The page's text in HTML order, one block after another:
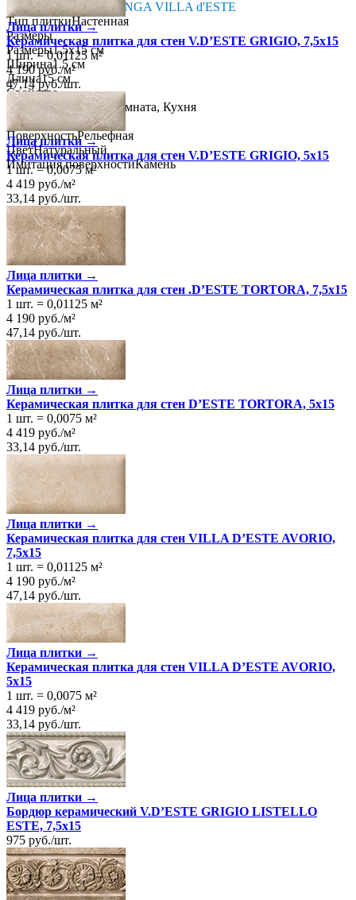
КоллекцияVALLELUNGA VILLA d'ESTE
Тип плиткиНастенная
Размеры
Размеры1.5х15 см
Ширина1.5 см
Длина15 см
Свойства
Назначение Ванная комната, Кухня
Материал
Керамика
ПоверхностьРельефная
ЦветНатуральный
Имитация поверхностиКамень
Лица плитки →
Керамическая плитка для стен V.D’ESTE GRIGIO, 7,5x15
1 шт.=0,01125 м²
4 190 руб./м²
47,14 руб./шт.
Лица плитки →
Керамическая плитка для стен V.D’ESTE GRIGIO, 5x15
1 шт.=0,0075 м²
4 419 руб./м²
33,14 руб./шт.
Лица плитки →
Керамическая плитка для стен .D’ESTE TORTORA, 7,5x15
1 шт. = 0,01125 м²
4 190 руб./м²
47,14 руб./шт.
Лица плитки →
Керамическая плитка для стен D’ESTE TORTORA, 5x15
1 шт. = 0,0075 м²
4 419 руб./м²
33,14 руб./шт.
Лица плитки →
Керамическая плитка для стен VILLA D’ESTE AVORIO,
7,5x15
1 шт. = 0,01125 м²
4 190 руб./м²
47,14 руб./шт.
Лица плитки →
Керамическая плитка для стен VILLA D’ESTE AVORIO,
5x15
1 шт. = 0,0075 м²
4 419 руб./м²
33,14 руб./шт.
Лица плитки →
Бордюр керамический V.D’ESTE GRIGIO LISTELLO
ESTE, 7,5x15
975 руб./шт.